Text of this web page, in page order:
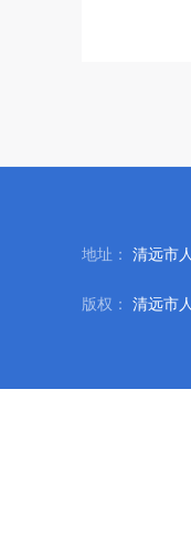
地址： 清远市
版权： 清远市